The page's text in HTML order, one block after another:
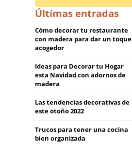
Últimas entradas
Cómo decorar tu restaurante
con madera para dar un toque
acogedor
Ideas para Decorar tu Hogar
esta Navidad con adornos de
madera
Las tendencias decorativas de
este otoño 2022
Trucos para tener una cocina
bien organizada